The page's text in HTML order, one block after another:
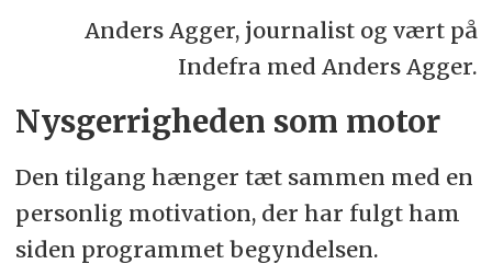
Anders Agger, journalist og vært på
Indefra med Anders Agger.
Nysgerrigheden som motor
Den tilgang hænger tæt sammen med en
personlig motivation, der har fulgt ham
siden programmet begyndelsen.